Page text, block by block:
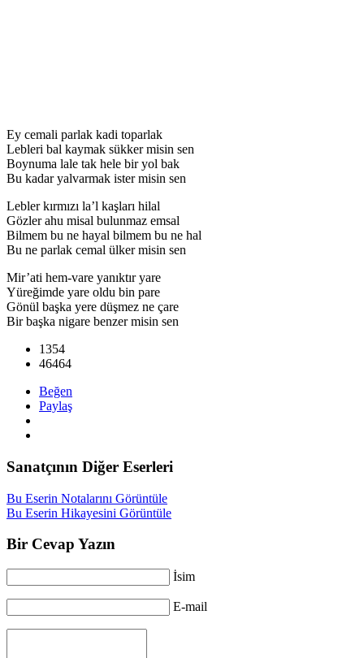
Ey cemali parlak kadi toparlak
Lebleri bal kaymak sükker misin sen
Boynuma lale tak hele bir yol bak
Bu kadar yalvarmak ister misin sen
Lebler kırmızı la’l kaşları hilal
Gözler ahu misal bulunmaz emsal
Bilmem bu ne hayal bilmem bu ne hal
Bu ne parlak cemal ülker misin sen
Mir’ati hem-vare yanıktır yare
Yüreğimde yare oldu bin pare
Gönül başka yere düşmez ne çare
Bir başka nigare benzer misin sen
1354
46464
Beğen
Paylaş
Sanatçının Diğer Eserleri
Bu Eserin Notalarını Görüntüle
Bu Eserin Hikayesini Görüntüle
Bir Cevap Yazın
İsim
E-mail